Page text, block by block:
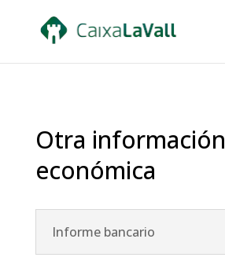
Otra información
económica
Informe bancario